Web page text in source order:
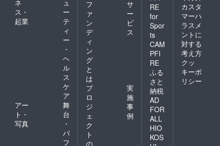
ネ
ス・
起業
ュ
ー
テ
ィ
ー
・
ヘ
ル
ス
ケ
ア
アー
ト・
写真
舞
台
・
パ
フ
フ
ァ
ン
デ
ィ
ン
グ
と
は
サ
ー
ビ
ス
プ
ロ
ジ
ェ
ク
ト
の
実
施
事
例
RE
for
Spor
ts
CAM
PFI
RE
ふる
さと
納税
AD
FOR
ALL
HIO
KOS
カスタ
マーハ
ラスメ
ントに
対する
考え方
クッ
キーポ
リシー